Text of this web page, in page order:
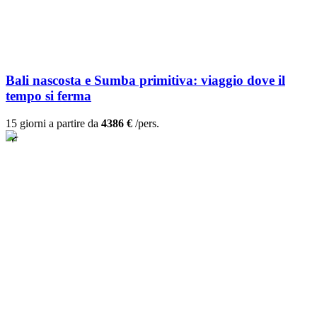
Bali nascosta e Sumba primitiva: viaggio dove il
tempo si ferma
15 giorni a partire da 4386 € /pers.